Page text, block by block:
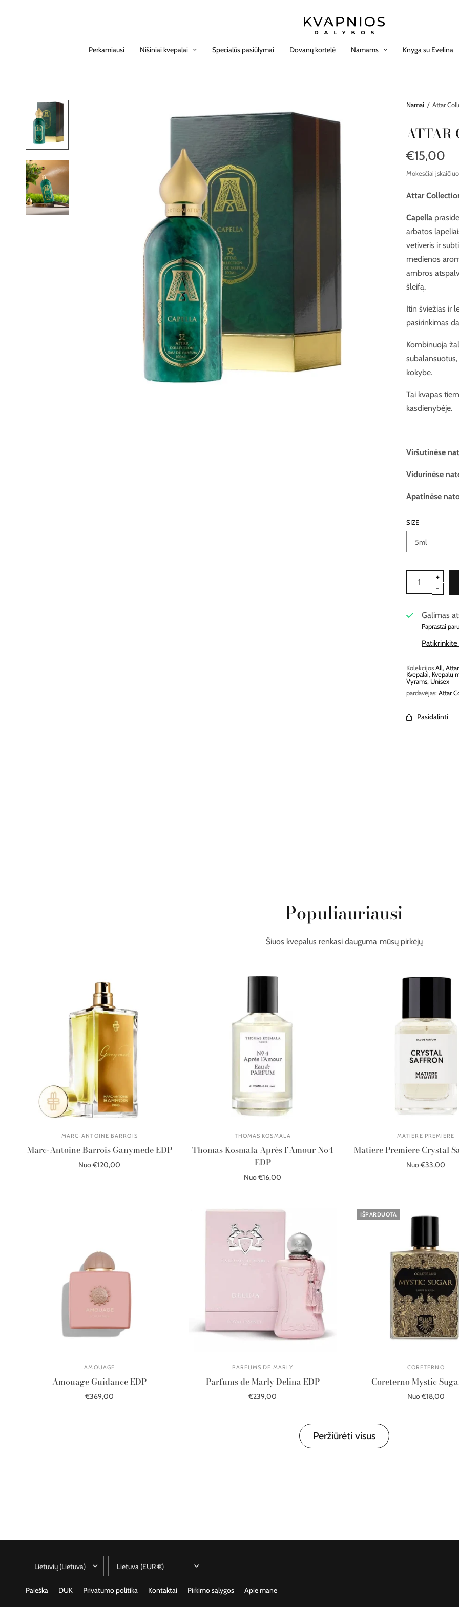
Perkamiausi Nišiniai kvepalai Specialūs pasiūlymai Dovanų kortelė Namams Knyga su Evelina
Namai / Attar
ATTAR
€15,00
Mokesčiai
Attar
Capella
arbatos
vetiveris ir
medienos
ambros
šleifą.
Itin šviežias ir
pasirinkimas
Kombinuoja
kokybe.
Tai kvapas
kasdienybėje.
Viršutinėse
Vidurinėse
Apatinėse
SIZE
Galimas
Paprastai
KolekcijosAll,
Kvepalai, Kvepalų
Vyrams, Unisex
pardavėjas:Attar
Pasidalinti
Populiauriausi
Šiuos kvepalus renkasi dauguma mūsų pirkėjų
MARC-ANTOINE BARROIS
Marc-Antoine Barrois Ganymede EDP
Nuo €120,00
THOMAS KOSMALA
Thomas Kosmala Après l’Amour No4
EDP
Nuo €16,00
MATIERE PREMIERE
Matiere Premiere Crystal
Nuo €33,00
AMOUAGE
Amouage Guidance EDP
€369,00
PARFUMS DE MARLY
Parfums de Marly Delina EDP
€239,00
IŠPARDUOTA
CORETERNO
Coreterno Mystic
Nuo €18,00
Peržiūrėti visus
Paieška DUK Privatumo politika Kontaktai Pirkimo sąlygos Apie mane